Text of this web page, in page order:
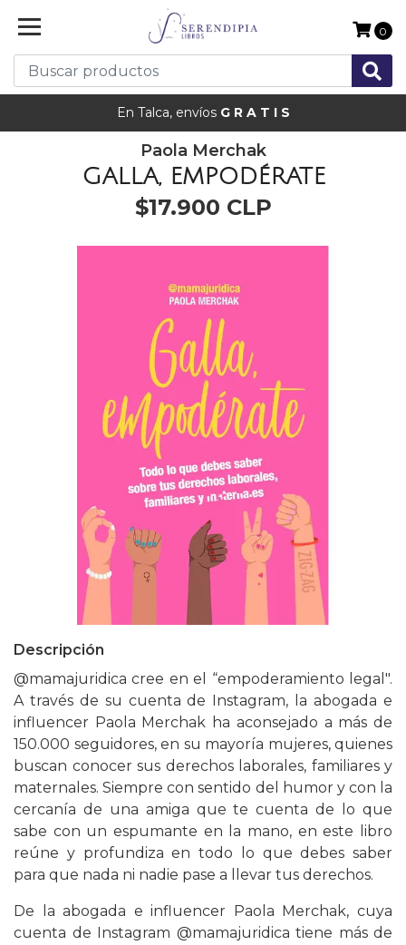
En Talca, envíos G R A T I S
0
Paola Merchak
GALLA, EMPODÉRATE
$17.900 CLP
Descripción
@mamajuridica cree en el “empoderamiento legal".
A través de su cuenta de Instagram, la abogada e
influencer Paola Merchak ha aconsejado a más de
150.000 seguidores, en su mayoría mujeres, quienes
buscan conocer sus derechos laborales, familiares y
maternales. Siempre con sentido del humor y con la
cercanía de una amiga que te cuenta de lo que
sabe con un espumante en la mano, en este libro
reúne y profundiza en todo lo que debes saber
para que nada ni nadie pase a llevar tus derechos.
De la abogada e influencer Paola Merchak, cuya
cuenta de Instagram @mamajuridica tiene más de